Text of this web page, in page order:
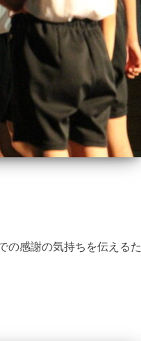
の感謝の気持ちを伝えるた